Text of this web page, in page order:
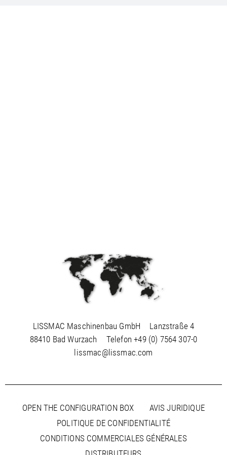
LISSMAC Maschinenbau GmbH
Lanzstraße 4
88410 Bad Wurzach
Telefon+49 (0) 7564 307-0
lissmac@lissmac.com
OPEN THE CONFIGURATION BOX
AVIS JURIDIQUE
POLITIQUE DE CONFIDENTIALITÉ
CONDITIONS COMMERCIALES GÉNÉRALES